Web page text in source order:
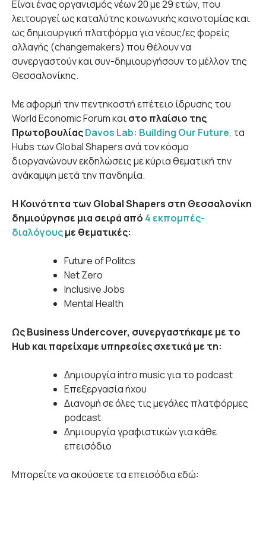
Είναι ένας οργανισμός νέων 20 με 29 ετών, που
λειτουργεί ως καταλύτης κοινωνικής καινοτομίας και
ως δημιουργική πλατφόρμα για νέους/ες φορείς
αλλαγής (changemakers) που θέλουν να
συνεργαστούν και συν-δημιουργήσουν το μέλλον της
Θεσσαλονίκης.
Με αφορμή την πεντηκοστή επέτειο ίδρυσης του
World Economic Forum καιστο πλαίσιο της
ΠρωτοβουλίαςDavos Lab: Building Our Future, τα
Hubs των Global Shapers ανά τον κόσμο
διοργανώνουν εκδηλώσεις με κύρια θεματική την
ανάκαμψη μετά την πανδημία.
H Κοινότητα των Global Shapers στη Θεσσαλονίκη
δημιούργησε μια σειρά από 4 εκπομπές-
διαλόγουςμε θεματικές:
Future of Politcs
Net Zero
Inclusive Jobs
Mental Health
Ως Business Undercover, συνεργαστήκαμε με το
Hub και παρείχαμε υπηρεσίες σχετικά με τη:
Δημιουργία intro music για το podcast
Επεξεργασία ήχου
Διανομή σε όλες τις μεγάλες πλατφόρμες
podcast
Δημιουργία γραφιστικών για κάθε
επεισόδιο
Μπορείτε να ακούσετε τα επεισόδια εδώ: